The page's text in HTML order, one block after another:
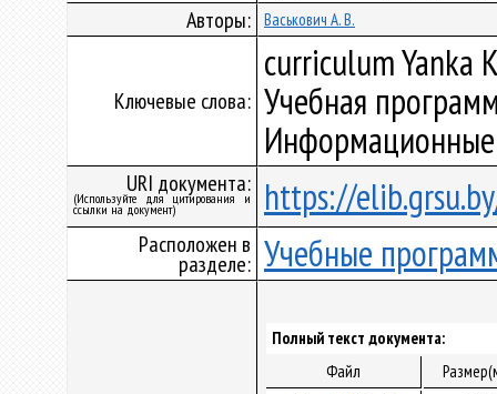
Авторы: Васькович А. В.
Ключевые слова:
curriculum Yanka
Учебная
Информационные
URI документа:
(Используйте для цитирования и
ссылки на документ) https://
Расположен в
разделе: Учебные
Полный текст документа:
Файл